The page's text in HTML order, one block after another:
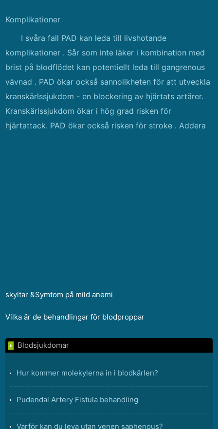
Komplikationer
I svåra fall PAD kan leda till livshotande
komplikationer . Sår som inte läker i kombination med
brist på blodflödet kan potentiellt leda till gangrenous
vävnad . PAD ökar också sannolikheten för att utveckla
kranskärlssjukdom - en blockering av hjärtats artärer.
Kranskärlssjukdom ökar i hög grad risken för
hjärtattack. PAD ökar också risken för stroke . Addera
skyltar &Symtom på mild anemi
Vilka är de behandlingar för blodproppar
Blodsjukdomar
Hur kommer molekylerna in i blodkärlen?
Pudendal Artery Fistula behandling
Varför kan du leva utan venen saphenous?